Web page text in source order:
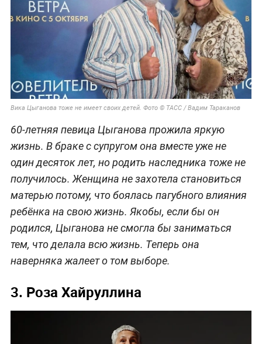
Вика Цыганова тоже не имеет своих детей. Фото © ТАСС / Вадим Тараканов
60-летняя певица Цыганова прожила яркую
жизнь. В браке с супругом она вместе уже не
один десяток лет, но родить наследника тоже не
получилось. Женщина не захотела становиться
матерью потому, что боялась пагубного влияния
ребёнка на свою жизнь. Якобы, если бы он
родился, Цыганова не смогла бы заниматься
тем, что делала всю жизнь. Теперь она
наверняка жалеет о том выборе.
3. Роза Хайруллина